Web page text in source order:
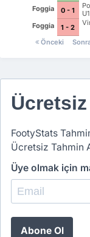
Foggia
0 - 1
Foggia
1 - 2
Önceki
FootyStats
Ücretsiz Tahmin
Üye olmak için
Abone Ol